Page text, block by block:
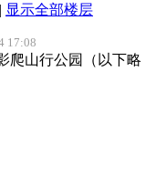
| 显示全部楼层
17:08
爬山行公园（以下略